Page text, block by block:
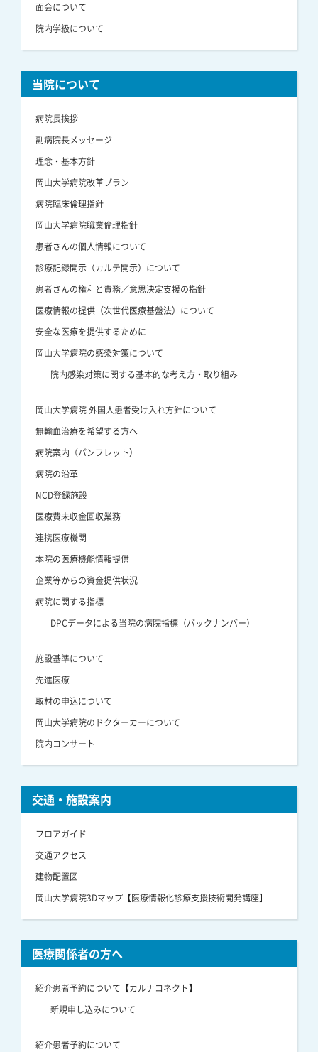
面会について
院内学級について
当院について
病院長挨拶
副病院長メッセージ
理念・基本方針
岡山大学病院改革プラン
病院臨床倫理指針
岡山大学病院職業倫理指針
患者さんの個人情報について
診療記録開示（カルテ開示）について
患者さんの権利と責務／意思決定支援の指針
医療情報の提供（次世代医療基盤法）について
安全な医療を提供するために
岡山大学病院の感染対策について
院内感染対策に関する基本的な考え方・取り組み
岡山大学病院 外国人患者受け入れ方針について
無輸血治療を希望する方へ
病院案内（パンフレット）
病院の沿革
NCD登録施設
医療費未収金回収業務
連携医療機関
本院の医療機能情報提供
企業等からの資金提供状況
病院に関する指標
DPCデータによる当院の病院指標（バックナンバー）
施設基準について
先進医療
取材の申込について
岡山大学病院のドクターカーについて
院内コンサート
交通・施設案内
フロアガイド
交通アクセス
建物配置図
岡山大学病院3Dマップ【医療情報化診療支援技術開発講座】
医療関係者の方へ
紹介患者予約について【カルナコネクト】
新規申し込みについて
紹介患者予約について